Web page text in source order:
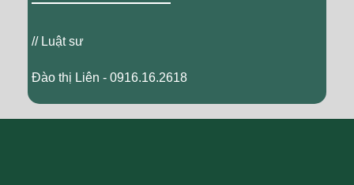
// Luật sư
Đào thị Liên - 0916.16.2618